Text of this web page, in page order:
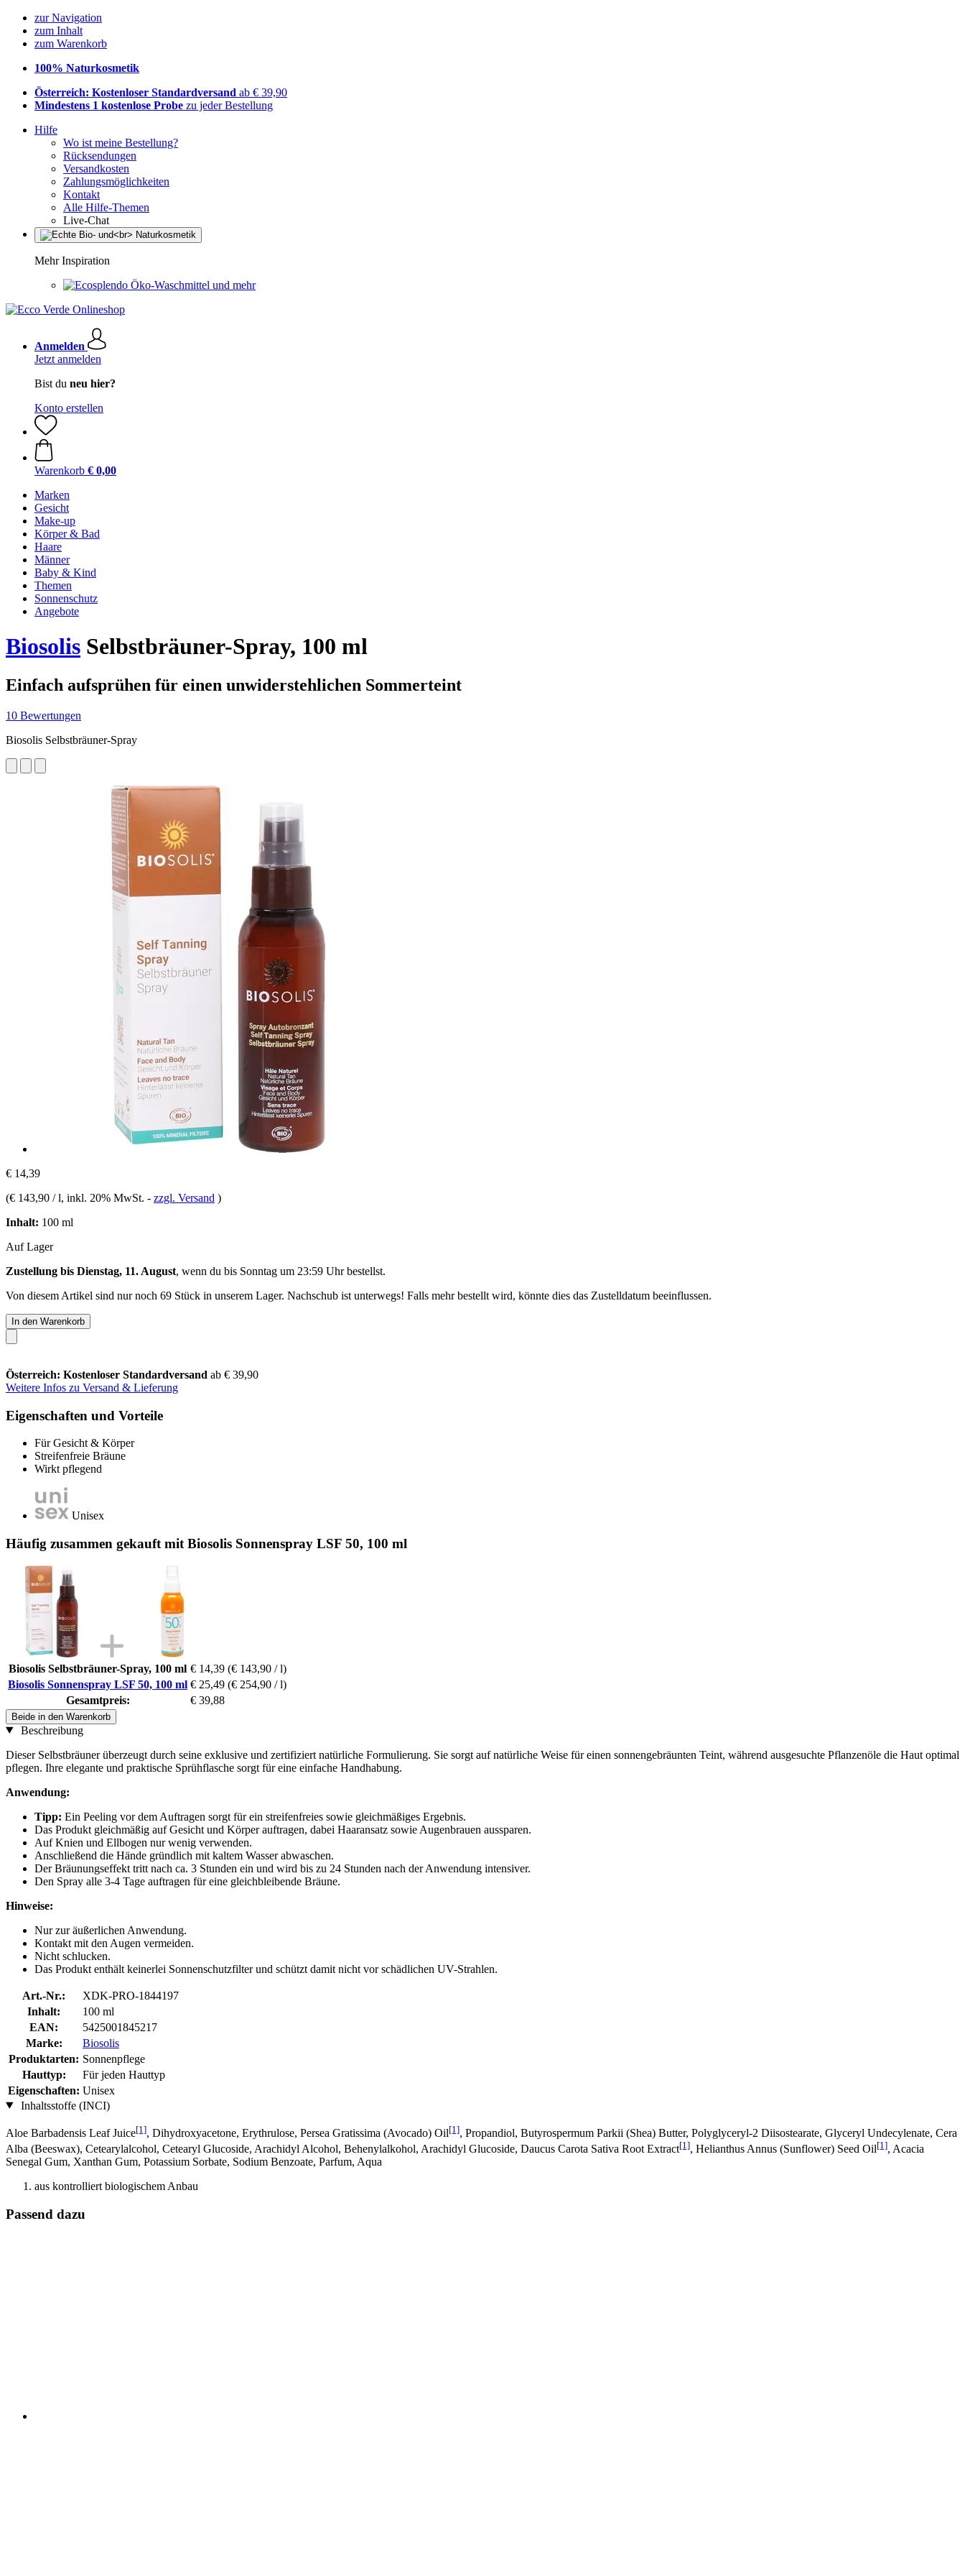
zur Navigation
zum Inhalt
zum Warenkorb
100% Naturkosmetik
Österreich: Kostenloser Standardversand ab € 39,90
Mindestens 1 kostenlose Probe zu jeder Bestellung
Hilfe
Wo ist meine Bestellung?
Rücksendungen
Versandkosten
Zahlungsmöglichkeiten
Kontakt
Alle Hilfe-Themen
Live-Chat
Mehr Inspiration
Öko-Waschmittel und mehr
Anmelden
Jetzt anmelden
Bist du neu hier?
Konto erstellen
Warenkorb € 0,00
Marken
Gesicht
Make-up
Körper & Bad
Haare
Männer
Baby & Kind
Themen
Sonnenschutz
Angebote
Biosolis Selbstbräuner-Spray, 100 ml
Einfach aufsprühen für einen unwiderstehlichen Sommerteint
10 Bewertungen
Biosolis Selbstbräuner-Spray
€ 14,39
(€ 143,90 / l, inkl. 20% MwSt. - zzgl. Versand )
Inhalt: 100 ml
Auf Lager
Zustellung bis Dienstag, 11. August, wenn du bis Sonntag um 23:59 Uhrbestellst.
Von diesem Artikel sind nur noch 69 Stück in unserem Lager. Nachschub ist unterwegs! Falls mehr bestellt wird, könnte dies das Zustelldatum beeinflussen.
In den Warenkorb
Österreich: Kostenloser Standardversand ab € 39,90
Weitere Infos zu Versand & Lieferung
Eigenschaften und Vorteile
Für Gesicht & Körper
Streifenfreie Bräune
Wirkt pflegend
Unisex
Häufig zusammen gekauft mit Biosolis Sonnenspray LSF 50, 100 ml
Biosolis Selbstbräuner-Spray, 100 ml € 14,39 (€ 143,90 / l)
Biosolis Sonnenspray LSF 50, 100 ml € 25,49 (€ 254,90 / l)
Gesamtpreis:
€ 39,88
Beide in den Warenkorb
Beschreibung
Dieser Selbstbräuner überzeugt durch seine exklusive und zertifiziert natürliche Formulierung. Sie sorgt auf natürliche Weise für einen sonnengebräunten Teint, während ausgesuchte Pflanzenöle die Haut optimal
pflegen. Ihre elegante und praktische Sprühflasche sorgt für eine einfache Handhabung.
Anwendung:
Tipp: Ein Peeling vor dem Auftragen sorgt für ein streifenfreies sowie gleichmäßiges Ergebnis.
Das Produkt gleichmäßig auf Gesicht und Körper auftragen, dabei Haaransatz sowie Augenbrauen aussparen.
Auf Knien und Ellbogen nur wenig verwenden.
Anschließend die Hände gründlich mit kaltem Wasser abwaschen.
Der Bräunungseffekt tritt nach ca. 3 Stunden ein und wird bis zu 24 Stunden nach der Anwendung intensiver.
Den Spray alle 3-4 Tage auftragen für eine gleichbleibende Bräune.
Hinweise:
Nur zur äußerlichen Anwendung.
Kontakt mit den Augen vermeiden.
Nicht schlucken.
Das Produkt enthält keinerlei Sonnenschutzfilter und schützt damit nicht vor schädlichen UV-Strahlen.
Art.-Nr.:
XDK-PRO-1844197
Inhalt:
100 ml
EAN:
5425001845217
Marke:
Biosolis
Produktarten: Sonnenpflege
Hauttyp:
Für jeden Hauttyp
Eigenschaften: Unisex
Inhaltsstoffe (INCI)
Aloe Barbadensis Leaf Juice[1], Dihydroxyacetone, Erythrulose, Persea Gratissima (Avocado) Oil[1], Propandiol, Butyrospermum Parkii (Shea) Butter, Polyglyceryl-2 Diisostearate, Glyceryl Undecylenate, Cera
Alba (Beeswax), Cetearylalcohol, Cetearyl Glucoside, Arachidyl Alcohol, Behenylalkohol, Arachidyl Glucoside, Daucus Carota Sativa Root Extract[1], Helianthus Annus (Sunflower) Seed Oil[1], Acacia
Senegal Gum, Xanthan Gum, Potassium Sorbate, Sodium Benzoate, Parfum, Aqua
aus kontrolliert biologischem Anbau
Passend dazu